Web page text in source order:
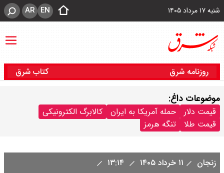
شنبه ۱۷ مرداد ۱۴۰۵ EN
AR
روزنامه شرق کتاب شرق
موضوعات داغ:
قیمت دلار حمله آمریکا به ایران
کالابرگ الکترونیکی
قیمت طلا
تنگه هرمز
زنجان ۱۱ خرداد ۱۴۰۵